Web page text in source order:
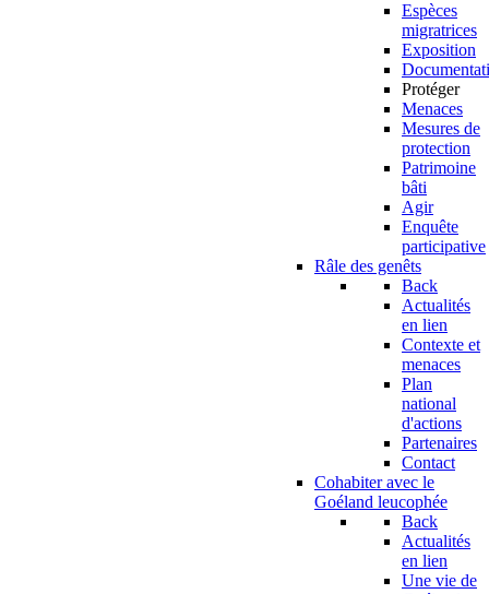
Espèces
migratrices
Exposition
Protéger
Menaces
Mesures de
protection
Patrimoine
bâti
Agir
Enquête
participative
Râle des genêts
Back
Actualités
en lien
Contexte et
menaces
Plan
national
d'actions
Partenaires
Contact
Cohabiter avec le
Goéland leucophée
Back
Actualités
en lien
Une vie de